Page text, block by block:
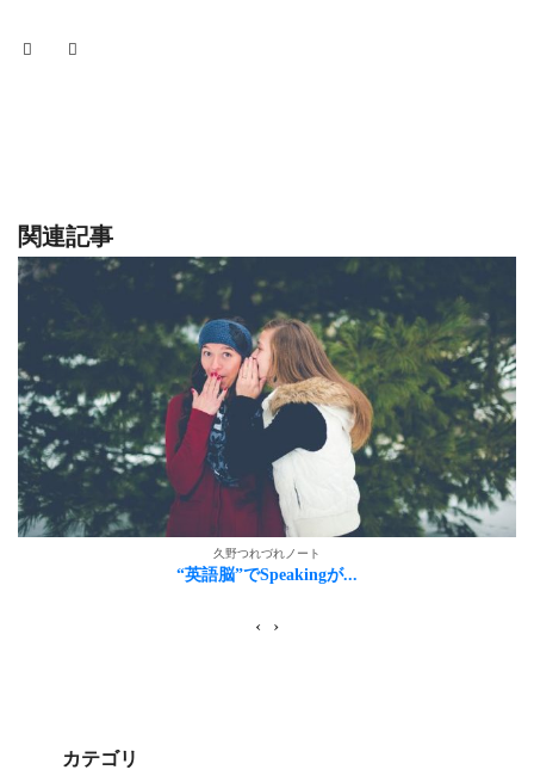
関連記事
久野つれづれノート
“英語脳”でSpeakingが...
‹ ›
カテゴリ